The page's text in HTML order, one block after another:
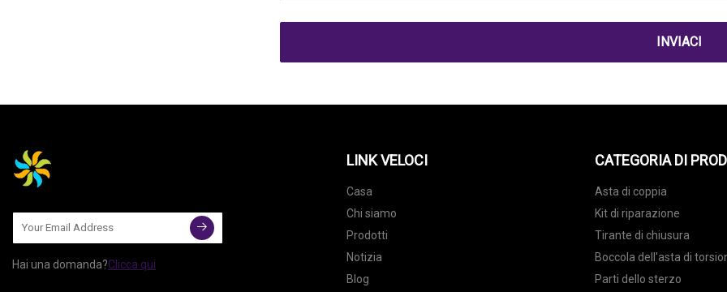
INVIACI
Hai una domanda?Clicca qui
LINK VELOCI
Casa
Chi siamo
Prodotti
Notizia
Blog
CATEGORIA DI
Asta di coppia
Kit di riparazione
Tirante di chiusura
Boccola dell'asta di
Parti dello sterzo